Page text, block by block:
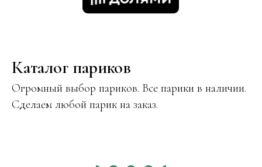
Каталог париков
Огромный выбор париков. Все парики в наличии.
Сделаем любой парик на заказ.